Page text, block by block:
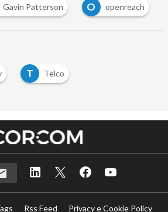
Gavin Patterson O openreach
T Telco
Rss Feed
Privacy e Cookie Policy